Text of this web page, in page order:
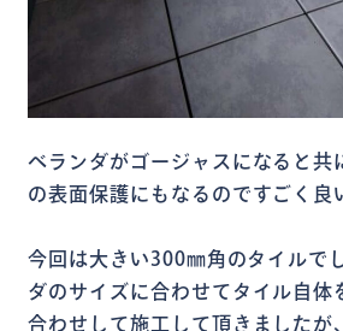
ベランダがゴージャスになると共
の表面保護にもなるのですごく良
今回は大きい300㎜角のタイルで
ダのサイズに合わせてタイル自体
合わせして施工して頂きましたが